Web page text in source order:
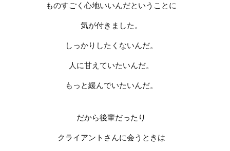
ものすごく心地いいんだということに
気が付きました。
しっかりしたくないんだ。
人に甘えていたいんだ。
もっと緩んでいたいんだ。
だから後輩だったり
クライアントさんに会うときは